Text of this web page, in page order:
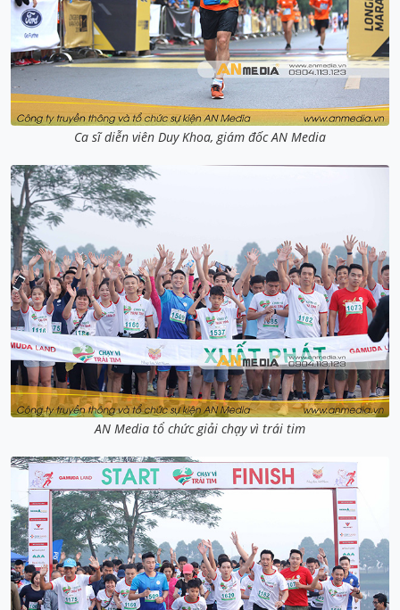
Ca sĩ diễn viên Duy Khoa, giám đốc AN Media
AN Media tổ chức giải chạy vì trái tim